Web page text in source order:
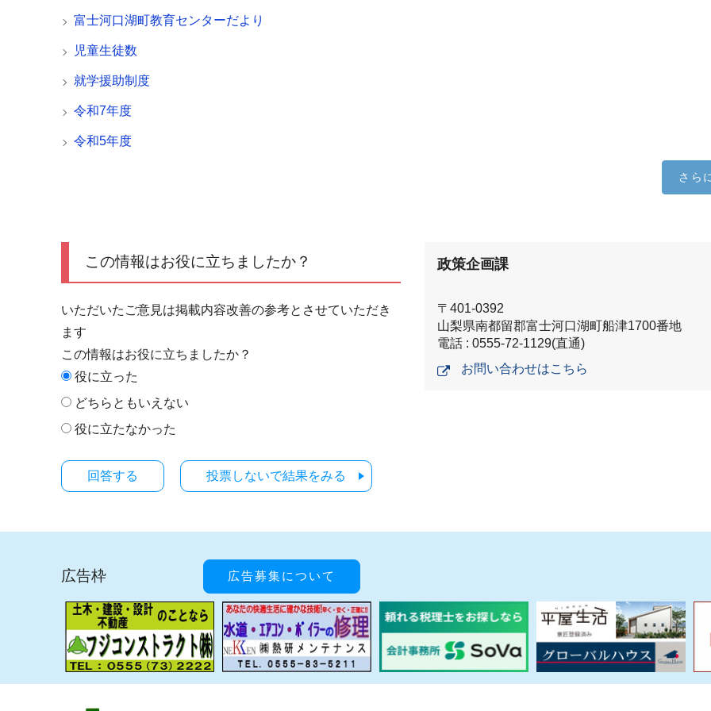
富士河口湖町教育センターだより
児童生徒数
就学援助制度
令和7年度
令和5年度
さら
この情報はお役に立ちましたか？
いただいたご意見は掲載内容改善の参考とさせていただき
ます
この情報はお役に立ちましたか？
役に立った
どちらともいえない
役に立たなかった
投票しないで結果をみる
政策企画課
〒401-0392
山梨県南都留郡富士河口湖町船津1700番地
電話 : 0555-72-1129(直通)
お問い合わせはこちら
広告枠 広告募集について